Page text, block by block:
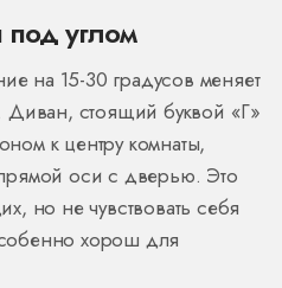
углом
на 15-30 градусов меняет
Диван, стоящий буквой «Г»
к центру комнаты,
оси с дверью. Это
но не чувствовать себя
хорош для